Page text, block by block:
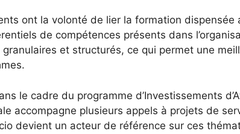
ont la volonté de lier la formation dispensée
de compétences présents dans
granulaires et structurés, ce qui permet une
le cadre du programme d’Investissements
accompagne plusieurs appels à projets de
devient un acteur de référence sur ces